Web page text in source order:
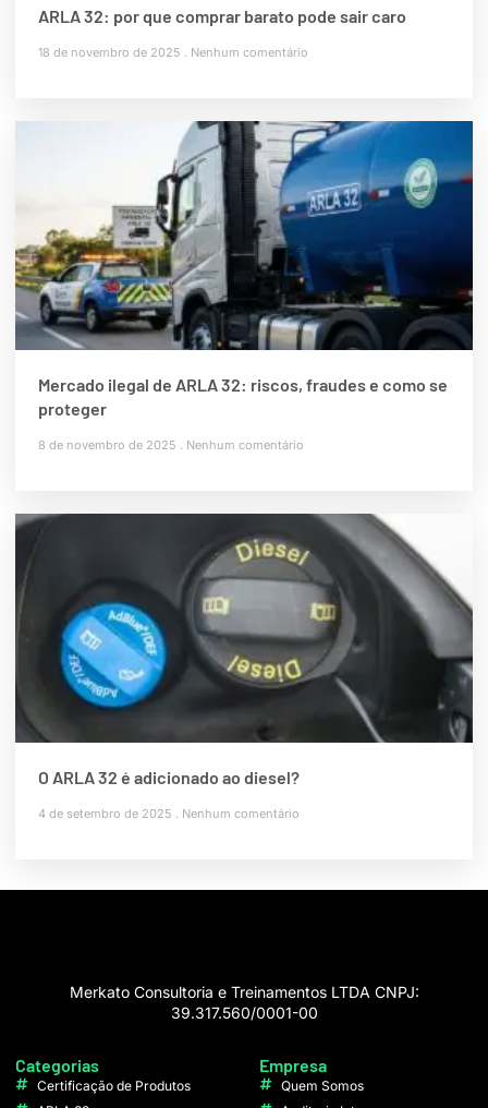
ARLA 32: por que comprar barato pode sair caro
18 de novembro de 2025 Nenhum comentário
Mercado ilegal de ARLA 32: riscos, fraudes e como se
proteger
8 de novembro de 2025 Nenhum comentário
O ARLA 32 é adicionado ao diesel?
4 de setembro de 2025 Nenhum comentário
Merkato Consultoria e Treinamentos LTDA CNPJ:
39.317.560/0001-00
Categorias
Certificação de Produtos
Empresa
Quem Somos